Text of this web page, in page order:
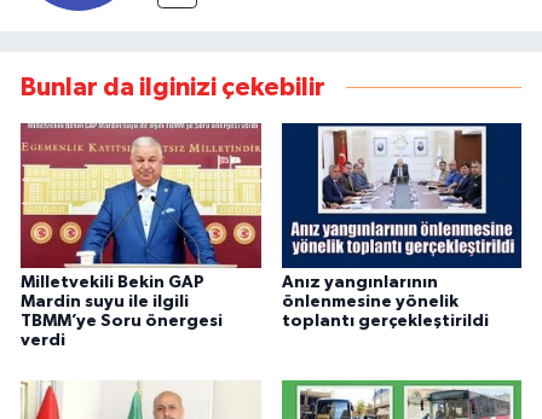
Bunlar da ilginizi çekebilir
Milletvekili Bekin GAP
Mardin suyu ile ilgili
TBMM’ye Soru önergesi
verdi
Anız yangınlarının
önlenmesine yönelik
toplantı gerçekleştirildi